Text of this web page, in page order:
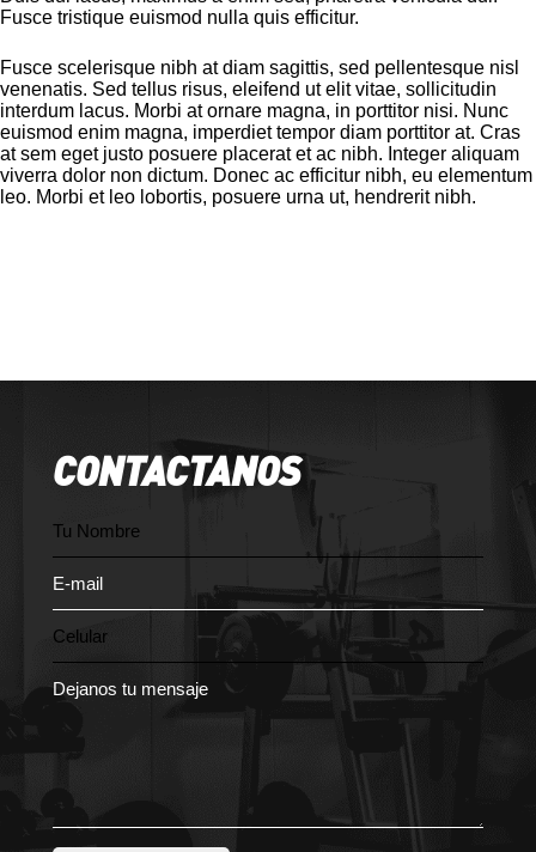
Fusce tristique euismod nulla quis efficitur.
Fusce scelerisque nibh at diam sagittis, sed pellentesque nisl
venenatis. Sed tellus risus, eleifend ut elit vitae, sollicitudin
interdum lacus. Morbi at ornare magna, in porttitor nisi. Nunc
euismod enim magna, imperdiet tempor diam porttitor at. Cras
at sem eget justo posuere placerat et ac nibh. Integer aliquam
viverra dolor non dictum. Donec ac efficitur nibh, eu elementum
leo. Morbi et leo lobortis, posuere urna ut, hendrerit nibh.
CONTACTANOS